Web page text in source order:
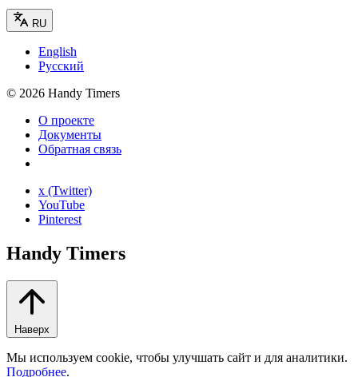
RU
English
Русский
© 2026 Handy Timers
О проекте
Документы
Обратная связь
x (Twitter)
YouTube
Pinterest
Handy Timers
Наверх
Мы используем cookie, чтобы улучшать сайт и для аналитики.
Подробнее.